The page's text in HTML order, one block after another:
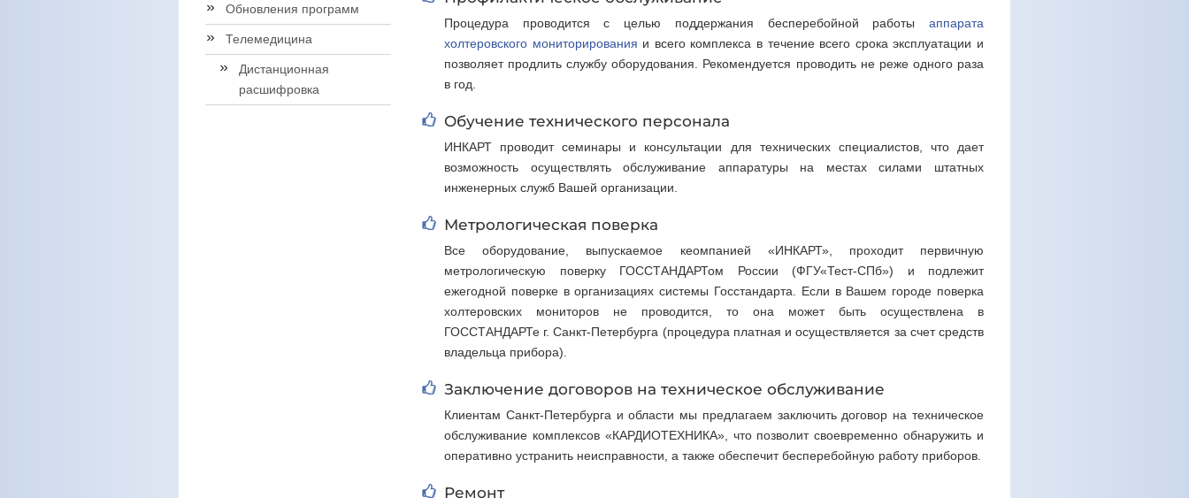
Процедура проводится с целью поддержания бесперебойной работы аппарата
холтеровского мониторирования и всего комплекса в течение всего срока эксплуатации и
позволяет продлить службу оборудования. Рекомендуется проводить не реже одного раза
в год.
Обучение технического персонала
ИНКАРТ проводит семинары и консультации для технических специалистов, что дает
возможность осуществлять обслуживание аппаратуры на местах силами штатных
инженерных служб Вашей организации.
Метрологическая поверка
Все оборудование, выпускаемое кеомпанией «ИНКАРТ», проходит первичную
метрологическую поверку ГОССТАНДАРТом России (ФГУ«Тест-СПб») и подлежит
ежегодной поверке в организациях системы Госстандарта. Если в Вашем городе поверка
холтеровских мониторов не проводится, то она может быть осуществлена в
ГОССТАНДАРТе г. Санкт-Петербурга (процедура платная и осуществляется за счет средств
владельца прибора).
Заключение договоров на техническое обслуживание
Клиентам Санкт-Петербурга и области мы предлагаем заключить договор на техническое
обслуживание комплексов «КАРДИОТЕХНИКА», что позволит своевременно обнаружить и
оперативно устранить неисправности, а также обеспечит бесперебойную работу приборов.
Ремонт
Обновления программ
Телемедицина
Дистанционная
расшифровка